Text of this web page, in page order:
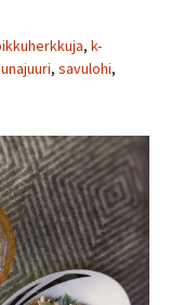
, k-
, savulohi,